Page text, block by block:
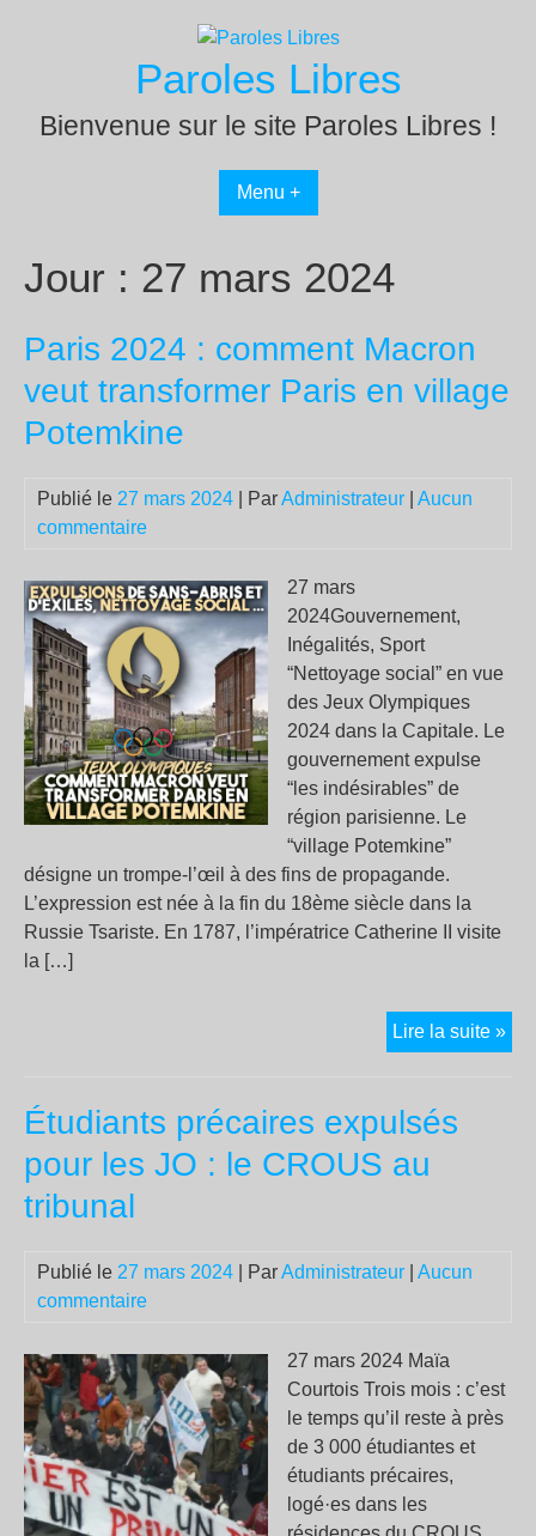
Paroles Libres
Bienvenue sur le site Paroles Libres !
Menu +
Jour : 27 mars 2024
Paris 2024 : comment Macron
veut transformer Paris en village
Potemkine
Publié le 27 mars 2024 | ParAdministrateur
Aucun
commentaire
27 mars
2024Gouvernement,
Inégalités, Sport
“Nettoyage social” en vue
des Jeux Olympiques
2024 dans la Capitale. Le
gouvernement expulse
“les indésirables” de
région parisienne. Le
“village Potemkine”
désigne un trompe-l’œil à des fins de propagande.
L’expression est née à la fin du 18ème siècle dans la
Russie Tsariste. En 1787, l’impératrice Catherine II visite
la […]
Lire la suite »
Étudiants précaires expulsés
pour les JO : le CROUS au
tribunal
Publié le 27 mars 2024 | ParAdministrateur
Aucun
commentaire
27 mars 2024 Maïa
Courtois Trois mois : c’est
le temps qu’il reste à près
de 3 000 étudiantes et
étudiants précaires,
logé·es dans les